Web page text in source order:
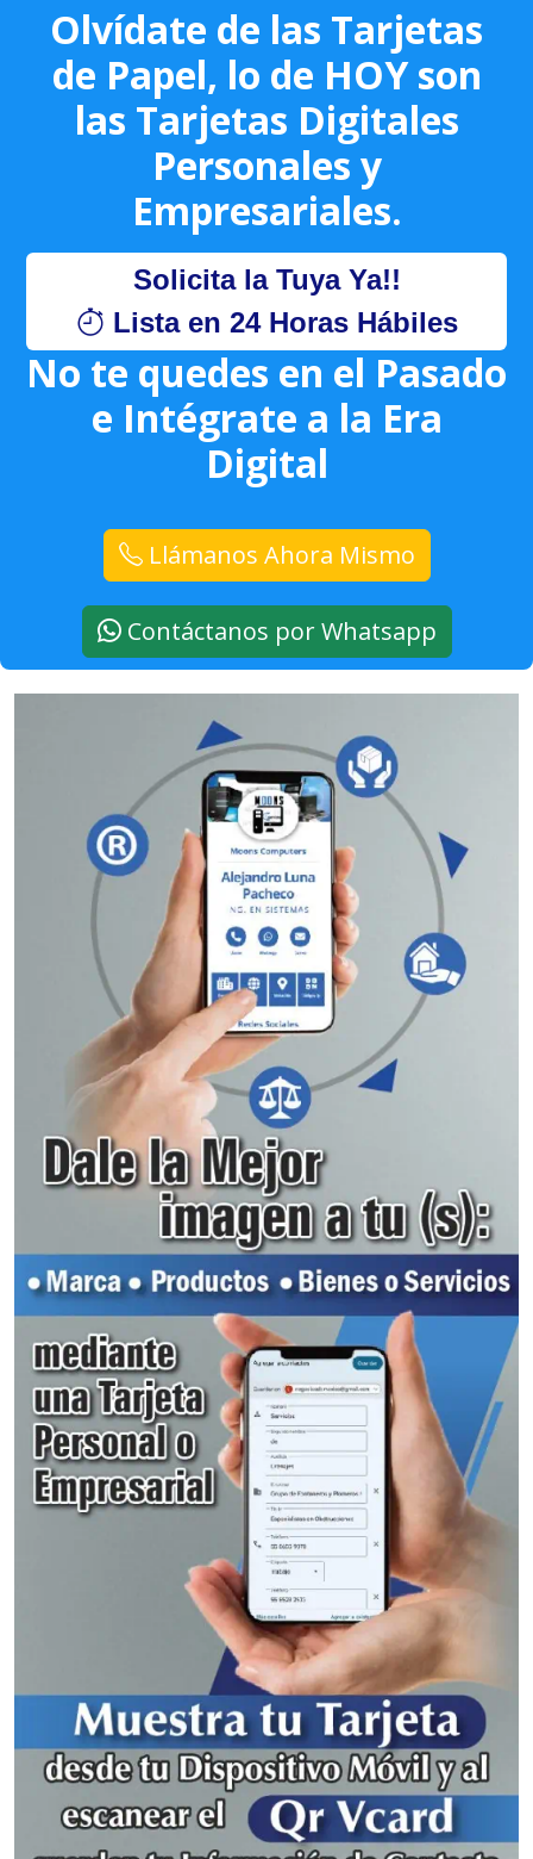
Olvídate de las Tarjetas
de Papel, lo de HOY son
las Tarjetas Digitales
Personales y
Empresariales.
Solicita la Tuya Ya!!
Lista en 24 Horas Hábiles
No te quedes en el Pasado
e Intégrate a la Era
Digital
Llámanos Ahora Mismo
Contáctanos por Whatsapp